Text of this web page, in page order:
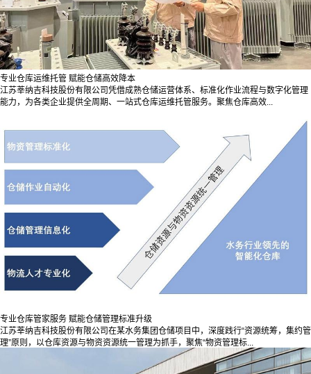
专业仓库运维托管 赋能仓储高效降本
江苏莘纳吉科技股份有限公司凭借成熟仓储运营体系、标准化作业流程与数字化管理
能力，为各类企业提供全周期、一站式仓库运维托管服务。聚焦仓库高效...
专业仓库管家服务 赋能仓储管理标准升级
江苏莘纳吉科技股份有限公司在某水务集团仓储项目中，深度践行“资源统筹，集约管
理”原则，以仓库资源与物资资源统一管理为抓手，聚焦“物资管理标...